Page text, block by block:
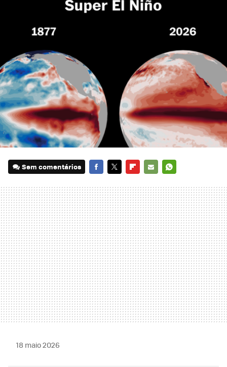
Sem comentários
MAIL
18 maio 2026